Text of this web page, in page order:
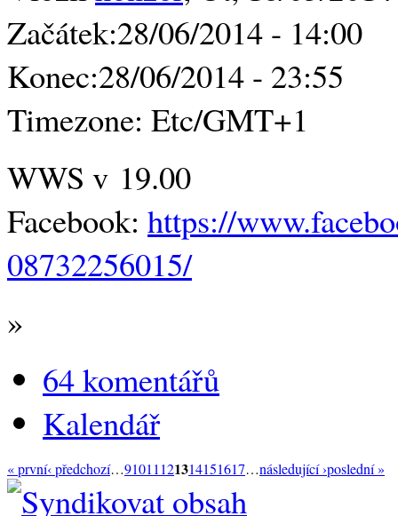
Začátek:28/06/2014 - 14:00
Konec:28/06/2014 - 23:55
Timezone: Etc/GMT+1
WWS v 19.00
Facebook: https://
08732256015/
»
64 komentářů
Kalendář
« první‹ předchozí…91011 121314151617…následující ›poslední »